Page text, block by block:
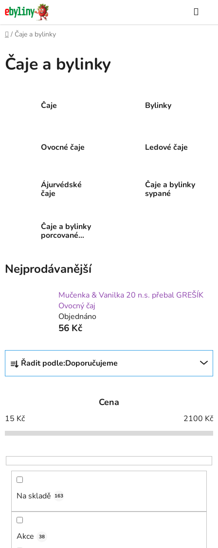
Přejít
na
obsah
Domů
/ Čaje a bylinky
Čaje a bylinky
Čaje Bylinky
Ovocné čaje Ledové čaje
Ájurvédské
čaje
Čaje a bylinky
sypané
Čaje a bylinky
porcované
Nejprodávanější
Mučenka & Vanilka 20 n.s. přebal GREŠÍK
Ovocný čaj
Objednáno
56 Kč
Ř
z
í
p
o
d
Řadit podle:Doporučujeme
Cena
15 Kč 2100 Kč
Na skladě 163
Akce 38